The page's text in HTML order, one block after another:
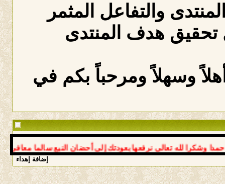
والتفاعل المثمر
هدف المنتدى
وسهلاً ومرحباً بكم في
لله تعالى نرفعها بعودتك إلى أحضان النبع سالما معافى د
إضافة إهداء